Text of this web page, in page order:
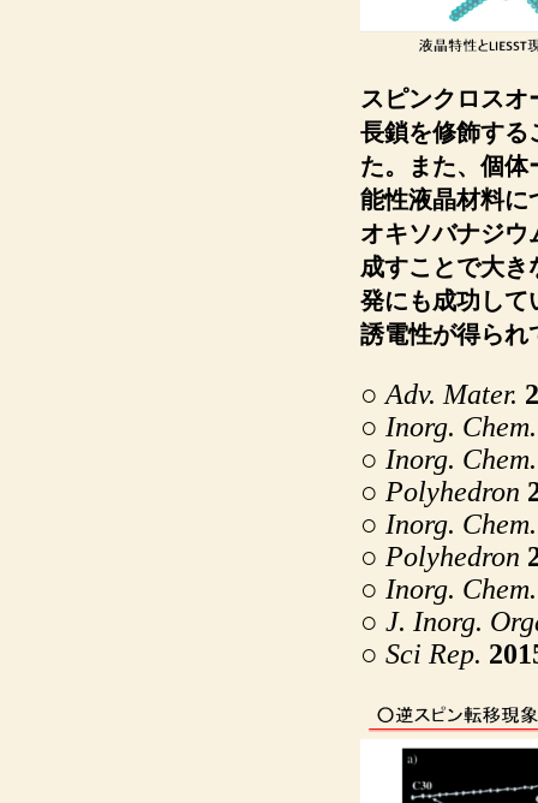
スピンクロスオ
長鎖を修飾する
た。また、個体
能性液晶材料に
オキソバナジウ
成すことで大き
発にも成功して
誘電性が得られ
○ Adv. Mater.
○ Inorg. Chem.
○ Inorg. Chem.
○ Polyhedron
○ Inorg.
○ Polyhedron
○ Inorg.
○ J. Inorg.
○ Sci Rep.